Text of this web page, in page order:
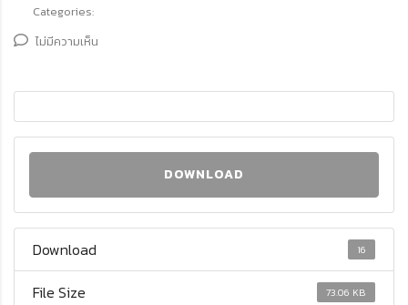
Categories:
ไม่มีความเห็น
DOWNLOAD
Download 16
File Size 73.06 KB